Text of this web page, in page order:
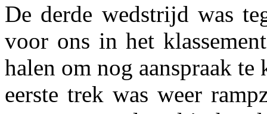
De derde wedstrijd was
voor ons in het
halen om nog aanspraak
eerste trek was weer